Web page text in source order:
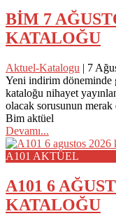
BİM 7
KATALOĞU
Aktuel-Katalogu | 7
Yeni indirim döneminde
kataloğu nihayet
olacak sorusunun merak
Bim aktüel
Devamı...
A101 AKTÜEL
A101 6
KATALOĞU